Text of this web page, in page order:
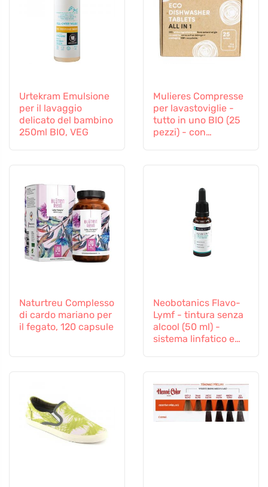
Urtekram Emulsione
per il lavaggio
delicato del bambino
250ml BIO, VEG
Mulieres Compresse
per lavastoviglie -
tutto in uno BIO (25
pezzi) - con
Naturtreu Complesso
di cardo mariano per
il fegato, 120 capsule
Neobotanics Flavo-
Lymf - tintura senza
alcool (50 ml) -
sistema linfatico e